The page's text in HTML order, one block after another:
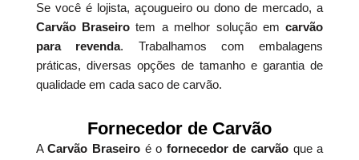
Se você é lojista, açougueiro ou dono de mercado, a
Carvão Braseiro tem a melhor solução emcarvão
para revenda. Trabalhamos com embalagens
práticas, diversas opções de tamanho e garantia de
qualidade em cada saco de carvão.
Fornecedor de Carvão
ACarvão Braseiro é o fornecedor de carvão que a